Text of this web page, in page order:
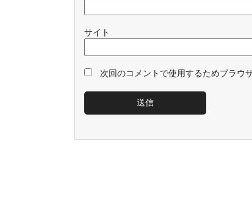
サイト
次回のコメントで使用するためブラウ